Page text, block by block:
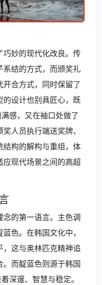
妙的现代化改良。传
结的方式，而颁奖礼
合方式，同时保留了
的设计也别具匠心，既
感，又在袖口处做了
人员执行端送奖牌、
构的解构与重组，体
现代场景之间的高超
的第一语言。主色调
色。在韩国文化中，
这与奥林匹克精神追
而靛蓝色则源于韩国
深邃、智慧与稳定。